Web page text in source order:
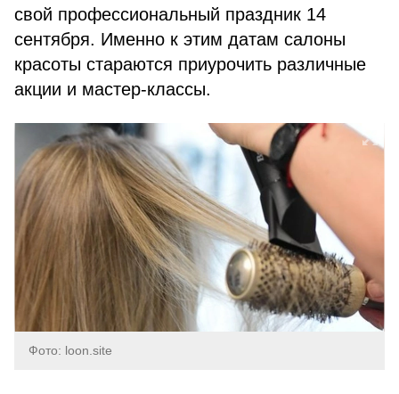
свой профессиональный праздник 14
сентября. Именно к этим датам салоны
красоты стараются приурочить различные
акции и мастер-классы.
Фото: loon.site